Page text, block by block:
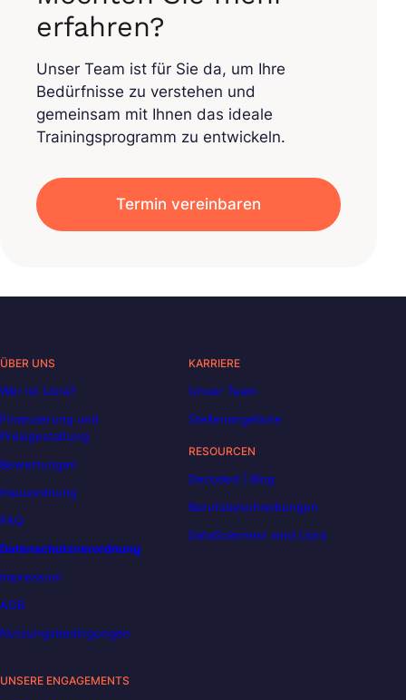
erfahren?
Unser Team ist für Sie da, um Ihre
Bedürfnisse zu verstehen und
gemeinsam mit Ihnen das ideale
Trainingsprogramm zu entwickeln.
Termin vereinbaren
ÜBER UNS
Wer ist Liora?
Finanzierung und
Preisgestaltung
Bewertungen
Hausordnung
FAQ
Datenschutzverordnung
Impressum
AGB
Nutzungsbedingungen
KARRIERE
Unser Team
Stellenangebote
RESOURCEN
Decoded | Blog
Berufsbeschreibungen
DataScientest wird Liora
UNSERE ENGAGEMENTS